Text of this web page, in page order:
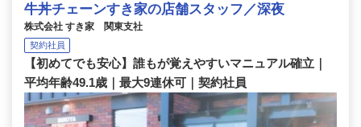
牛丼チェーンすき家の店舗スタッフ／深夜
株式会社 すき家 関東支社
契約社員
【初めてでも安心】誰もが覚えやすいマニュアル確立｜
平均年齢49.1歳｜最大9連休可｜契約社員